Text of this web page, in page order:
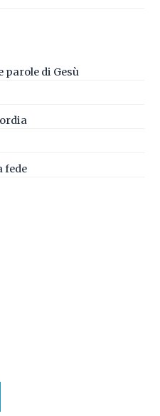
parole di Gesù
fede